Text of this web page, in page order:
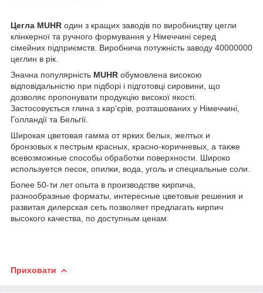
Цегла MUHR один з кращих заводів по виробництву цегли
клінкерної та ручного формування у Німеччині серед
сімейних підприємств. Виробнича потужність заводу 40000000
цеглин в рік.
Значна популярність MUHR обумовлена високою
відповідальністю при підборі і підготовці сировини, що
дозволяє пропонувати продукцію високої якості.
Застосовується глина з кар'єрів, розташованих у Німеччині,
Голландії та Бельгії.
Широкая цветовая гамма от ярких белых, желтых и
бронзовых к пестрым красных, красно-коричневых, а также
всевозможные способы обработки поверхности. Широко
используется песок, опилки, вода, уголь и специальные соли.
Более 50-ти лет опыта в производстве кирпича,
разнообразные форматы, интересные цветовые решения и
развитая дилерская сеть позволяет предлагать кирпич
высокого качества, по доступным ценам.
Приховати